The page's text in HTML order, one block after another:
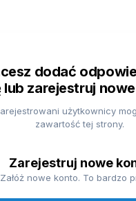
dodać
lub zarejestruj
użytkownicy
zawartość tej strony.
Zarejestruj nowe
Załóż nowe konto. To bardzo